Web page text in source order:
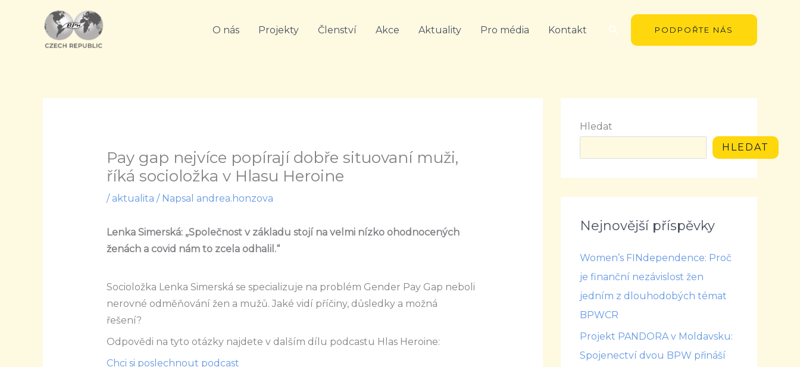
O nás Projekty Členství Akce Aktuality Pro média Kontakt Hledat PODPOŘTE NÁS
Pay gap nejvíce popírají dobře situovaní muži,
říká socioložka v Hlasu Heroine
/ aktualita / Napsal andrea.honzova
Lenka Simerská: „Společnost v základu stojí na velmi nízko ohodnocených
ženách a covid nám to zcela odhalil.“
Socioložka Lenka Simerská se specializuje na problém Gender Pay Gap neboli
nerovné odměňování žen a mužů. Jaké vidí příčiny, důsledky a možná
řešení?
Odpovědi na tyto otázky najdete v dalším dílu podcastu Hlas Heroine:
Chci si poslechnout podcast
Hledat
HLEDAT
Nejnovější příspěvky
Women’s FINdependence: Proč
je finanční nezávislost žen
jedním z dlouhodobých témat
BPWCR
Projekt PANDORA v Moldavsku:
Spojenectví dvou BPW přináší